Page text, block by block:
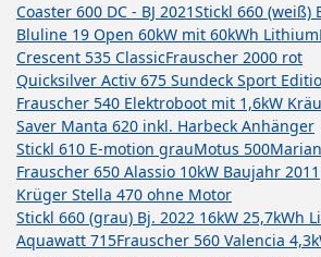
Coaster 600 DC - BJ 2021Stickl 660 (weiß)
Bluline 19 Open 60kW mit 60kWh Lithium
Crescent 535 ClassicFrauscher 2000 rot
Quicksilver Activ 675 Sundeck Sport
Frauscher 540 Elektroboot mit 1,6kW
Saver Manta 620 inkl. Harbeck Anhänger
Stickl 610 E-motion grauMotus 500
Frauscher 650 Alassio 10kW Baujahr 2011
Krüger Stella 470 ohne Motor
Stickl 660 (grau) Bj. 2022 16kW 25,7kWh
Aquawatt 715Frauscher 560 Valencia